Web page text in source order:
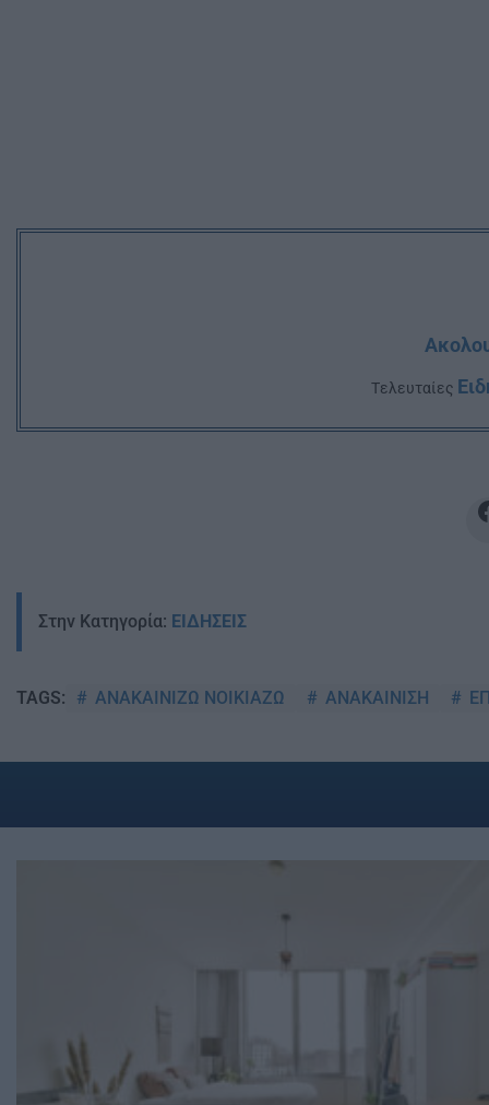
Tελευταίες
Στην Κατηγορία: ΕΙΔΗΣΕΙΣ
TAGS: ΑΝΑΚΑΙΝΙΖΩ ΝΟΙΚΙΑΖΩ ΑΝΑΚΑΙΝΙΣΗ